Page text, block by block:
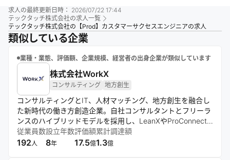
求人の最終更新日時： 2026/07/22 17:44
テックタッチ株式会社の求人一覧
テックタッチ株式会社の【Prod】カスタマーサクセスエンジニアの求人
類似している企業
業種・業態、評価額、企業規模、経営者の出身企業が類似しています
株式会社WorkX
コンサルティング 地方創生
コンサルティングとIT、人材マッチング、地方創生を融合し
た新時代の働き方創造企業。自社コンサルタントとフリーラ
ンスのハイブリッドモデルを採用し、LeanXやProConnect
などのサービスを通じて、スキル重視の人材流動性の高い社
会モデルの実現を目指す。データ分析から実行までを一貫し
従業員数
192 人
設立年数
8年
評価額
17.5億
累計調達額
1.3億